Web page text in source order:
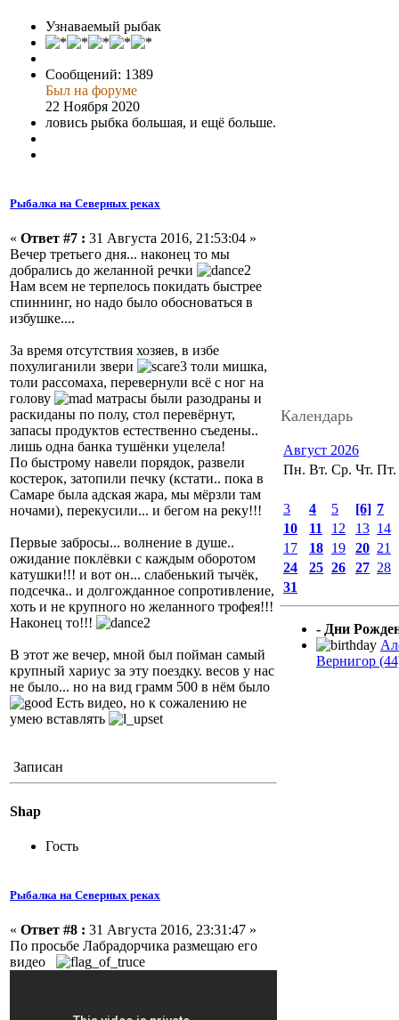
Узнаваемый рыбак
Сообщений: 1389
Был на форуме
22 Ноября 2020
ловись рыбка большая, и ещё больше.
Рыбалка на Северных реках
« Ответ #7 : 31 Августа 2016, 21:53:04 »
Вечер третьего дня... наконец то мы
добрались до желанной речки
Нам всем не терпелось покидать быстрее
спиннинг, но надо было обосноваться в
избушке....
За время отсутствия хозяев, в избе
похулиганили звери
толи мишка,
толи рассомаха, перевернули всё с ног на
голову
матрасы были разодраны и
раскиданы по полу, стол перевёрнут,
запасы продуктов естественно съедены..
лишь одна банка тушёнки уцелела!
По быстрому навели порядок, развели
костерок, затопили печку (кстати.. пока в
Самаре была адская жара, мы мёрзли там
ночами), перекусили... и бегом на реку!!!
Первые забросы... волнение в душе..
ожидание поклёвки с каждым оборотом
катушки!!! и вот он... слабенький тычёк,
подсечка.. и долгожданное сопротивление,
хоть и не крупного но желанного трофея!!!
Наконец то!!!
В этот же вечер, мной был пойман самый
крупный хариус за эту поездку. весов у нас
не было... но на вид грамм 500 в нём было
Есть видео, но к сожалению не
умею вставлять
Записан
Shap
Гость
Рыбалка на Северных реках
« Ответ #8 : 31 Августа 2016, 23:31:47 »
По просьбе Лабрадорчика размещаю его
видео
Календарь
Август 2026
Пн. Вт. Ср. Чт. Пт.
3 4 5 [6] 7
10
11 12 13 14
17
18 19 20 21
24
25 26 27 28
31
- Дни
Вернигор